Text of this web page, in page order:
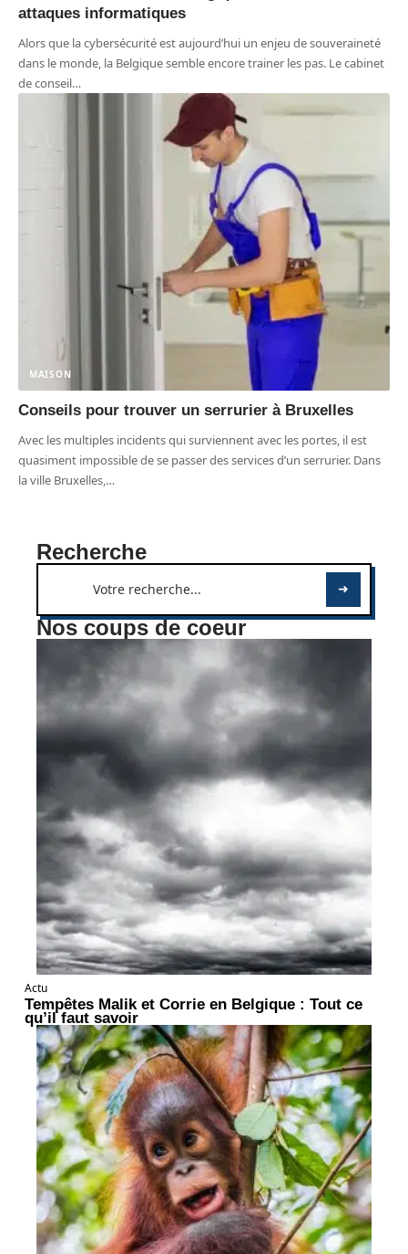
attaques informatiques
Alors que la cybersécurité est aujourd’hui un enjeu de souveraineté
dans le monde, la Belgique semble encore trainer les pas. Le cabinet
de conseil…
MAISON
Conseils pour trouver un serrurier à Bruxelles
Avec les multiples incidents qui surviennent avec les portes, il est
quasiment impossible de se passer des services d’un serrurier. Dans
la ville Bruxelles,…
Recherche
Nos coups de coeur
Actu
Tempêtes Malik et Corrie en Belgique : Tout ce
qu’il faut savoir